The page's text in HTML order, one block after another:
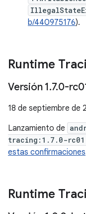
b/440975176).
Runtime
Versión 1.7.0-
18 de septiembre de
Lanzamiento de
tracing:1.7.0-rc01
estas confirmaciones
Runtime